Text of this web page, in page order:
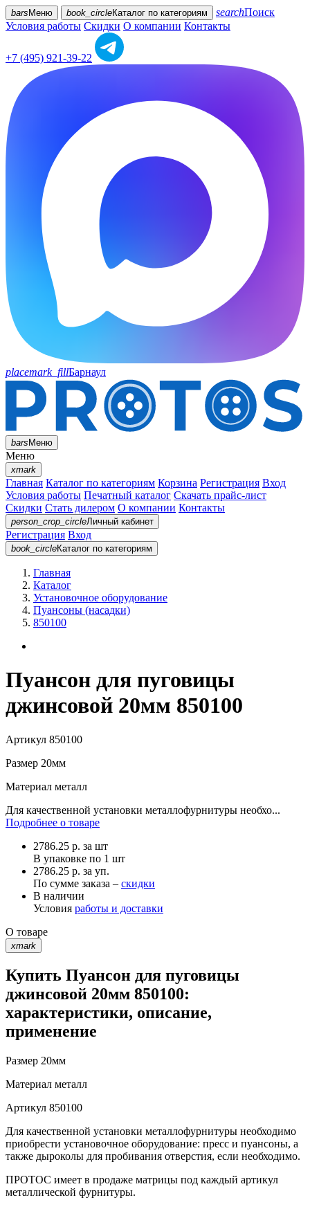
bars Меню book_circleКаталог по категориям searchПоиск
Условия работы Скидки О компании Контакты
+7 (495) 921-39-22
placemark_fillБарнаул
barsМеню
Меню
xmark
Главная Каталог по категориям Корзина Регистрация Вход
Условия работы Печатный каталог Скачать прайс-лист
Скидки Стать дилером О компании Контакты
person_crop_circleЛичный кабинет
Регистрация Вход
book_circleКаталог по категориям
Главная
Каталог
Установочное оборудование
Пуансоны (насадки)
850100
Пуансон для пуговицы
джинсовой 20мм 850100
Артикул 850100
Размер 20мм
Материал металл
Для качественной установки металлофурнитуры необхо...
Подробнее о товаре
2786.25 р. за шт
В упаковке по 1 шт
2786.25 р. за уп.
По сумме заказа – скидки
В наличии
Условия работы и доставки
О товаре
xmark
Купить Пуансон для пуговицы
джинсовой 20мм 850100:
характеристики, описание,
применение
Размер 20мм
Материал металл
Артикул 850100
Для качественной установки металлофурнитуры необходимо
приобрести установочное оборудование: пресс и пуансоны, а
также дыроколы для пробивания отверстия, если необходимо.
ПРОТОС имеет в продаже матрицы под каждый артикул
металлической фурнитуры.